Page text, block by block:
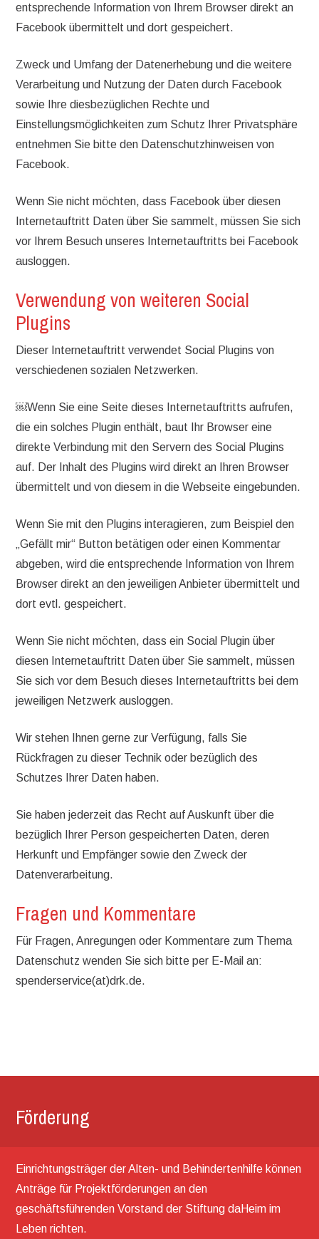
entsprechende Information von Ihrem Browser direkt an
Facebook übermittelt und dort gespeichert.
Zweck und Umfang der Datenerhebung und die weitere
Verarbeitung und Nutzung der Daten durch Facebook
sowie Ihre diesbezüglichen Rechte und
Einstellungsmöglichkeiten zum Schutz Ihrer Privatsphäre
entnehmen Sie bitte den Datenschutzhinweisen von
Facebook.
Wenn Sie nicht möchten, dass Facebook über diesen
Internetauftritt Daten über Sie sammelt, müssen Sie sich
vor Ihrem Besuch unseres Internetauftritts bei Facebook
ausloggen.
Verwendung von weiteren Social
Plugins
Dieser Internetauftritt verwendet Social Plugins von
verschiedenen sozialen Netzwerken.
￼Wenn Sie eine Seite dieses Internetauftritts aufrufen,
die ein solches Plugin enthält, baut Ihr Browser eine
direkte Verbindung mit den Servern des Social Plugins
auf. Der Inhalt des Plugins wird direkt an Ihren Browser
übermittelt und von diesem in die Webseite eingebunden.
Wenn Sie mit den Plugins interagieren, zum Beispiel den
„Gefällt mir“ Button betätigen oder einen Kommentar
abgeben, wird die entsprechende Information von Ihrem
Browser direkt an den jeweiligen Anbieter übermittelt und
dort evtl. gespeichert.
Wenn Sie nicht möchten, dass ein Social Plugin über
diesen Internetauftritt Daten über Sie sammelt, müssen
Sie sich vor dem Besuch dieses Internetauftritts bei dem
jeweiligen Netzwerk ausloggen.
Wir stehen Ihnen gerne zur Verfügung, falls Sie
Rückfragen zu dieser Technik oder bezüglich des
Schutzes Ihrer Daten haben.
Sie haben jederzeit das Recht auf Auskunft über die
bezüglich Ihrer Person gespeicherten Daten, deren
Herkunft und Empfänger sowie den Zweck der
Datenverarbeitung.
Fragen und Kommentare
Für Fragen, Anregungen oder Kommentare zum Thema
Datenschutz wenden Sie sich bitte per E-Mail an:
spenderservice(at)drk.de.
Förderung
Einrichtungsträger der Alten- und Behindertenhilfe können
Anträge für Projektförderungen an den
geschäftsführenden Vorstand der Stiftung daHeim im
Leben richten.